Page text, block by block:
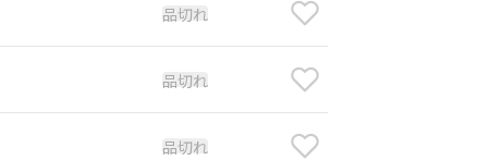
品切れ
品切れ
品切れ